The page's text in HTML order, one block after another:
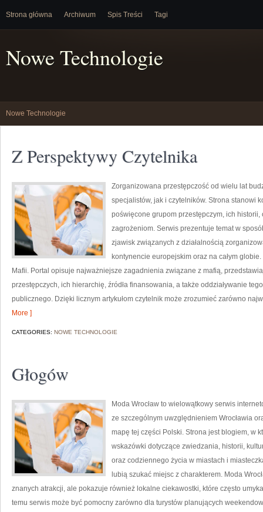
Strona główna Archiwum Spis Treści Tagi
Nowe Technologie
Nowe Technologie
Z Perspektywy Czytelnika
Zorganizowana przestępczość od wielu lat
specjalistów, jak i czytelników. Strona stanowi
poświęcone grupom przestępczym, ich historii,
zagrożeniom. Serwis prezentuje temat w
zjawisk związanych z działalnością
kontynencie europejskim oraz na całym
Mafii. Portal opisuje najważniejsze zagadnienia związane z mafią,
przestępczych, ich hierarchię, źródła finansowania, a także oddziaływanie
publicznego. Dzięki licznym artykułom czytelnik może zrozumieć zarówno
More ]
CATEGORIES: NOWE TECHNOLOGIE
Głogów
Moda Wrocław to wielowątkowy serwis
ze szczególnym uwzględnieniem Wrocławia
mapę tej części Polski. Strona jest blogiem, w
wskazówki dotyczące zwiedzania, historii,
oraz codziennego życia w miastach i
lubią szukać miejsc z charakterem. Moda
znanych atrakcji, ale pokazuje również lokalne ciekawostki, które często
temu serwis może być pomocny zarówno dla turystów planujących